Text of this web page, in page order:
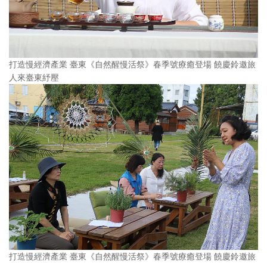
打造慢經濟產業 臺東《自然醒慢活祭》春季號療癒登場 饒慶鈴邀旅
人來臺東紓壓
打造慢經濟產業 臺東《自然醒慢活祭》春季號療癒登場 饒慶鈴邀旅